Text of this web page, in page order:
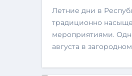
Летние дни в Республике Беларусь
традиционно
мероприятиями.
августа в